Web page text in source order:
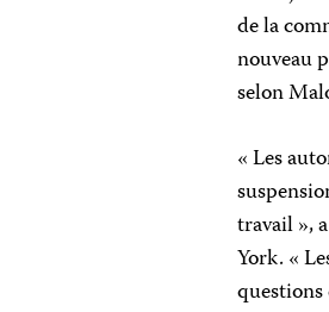
de la
nouveau
selon
« Les
travail »,
York. «
questions